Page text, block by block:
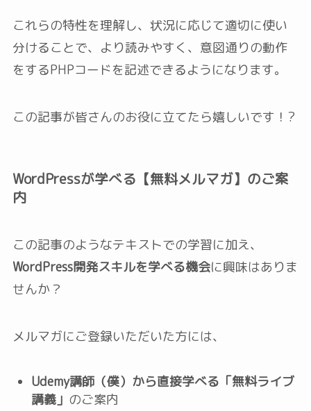
これらの特性を理解し、状況に応じて適切に使い
分けることで、より読みやすく、意図通りの動作
をするPHPコードを記述できるようになります。
この記事が皆さんのお役に立てたら嬉しいです！?
WordPressが学べる【無料メルマガ】のご案
内
この記事のようなテキストでの学習に加え、
WordPress開発スキルを学べる機会に興味はありま
せんか？
メルマガにご登録いただいた方には、
Udemy講師（僕）から直接学べる「無料ライブ
講義」 のご案内